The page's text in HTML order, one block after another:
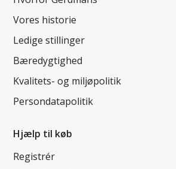
Vores historie
Ledige stillinger
Bæredygtighed
Kvalitets- og miljøpolitik
Persondatapolitik
Hjælp til køb
Registrér